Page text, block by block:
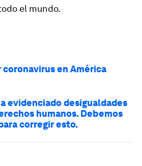
el mundo.
coronavirus en América
evidenciado desigualdades
humanos. Debemos
corregir esto.